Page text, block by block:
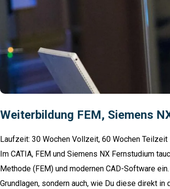
Weiterbildung FEM, Siemens
Laufzeit: 30 Wochen Vollzeit, 60 Wochen Teilzeit
Im CATIA, FEM und Siemens NX Fernstudium
Methode (FEM) und modernen CAD-Software
Grundlagen, sondern auch, wie Du diese direkt in